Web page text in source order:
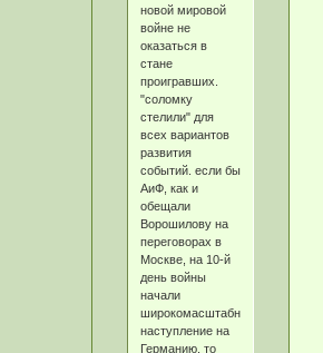
новой мировой
войне не
оказаться в
стане
проигравших.
"соломку
стелили" для
всех вариантов
развития
событий. если бы
АиФ, как и
обещали
Ворошилову на
переговорах в
Москве, на 10-й
день войны
начали
широкомасштабное
наступление на
Германию, то